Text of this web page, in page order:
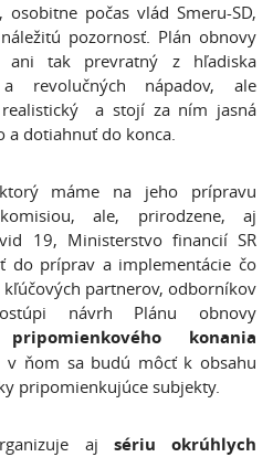
počas vlád Smeru-SD,
pozornosť. Plán obnovy
tak prevratný z hľadiska
revolučných nápadov, ale
a stojí za ním jasná
a dotiahnuť do konca.
máme na jeho prípravu
ale, prirodzene, aj
19, Ministerstvo financií SR
do príprav a implementácie čo
partnerov, odborníkov
návrh Plánu obnovy
pripomienkového konania
ňom sa budú môcť k obsahu
pripomienkujúce subjekty.
aj sériu okrúhlych